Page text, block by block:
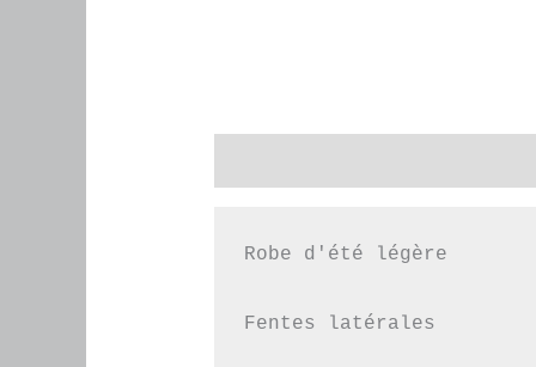
Robe d'été légère
Fentes latérales